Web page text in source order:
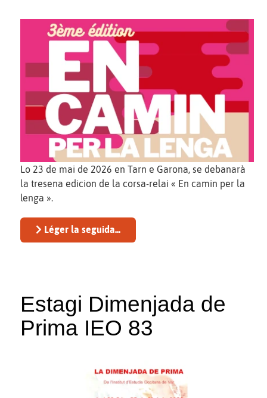
Lo 23 de mai de 2026 en Tarn e Garona, se debanarà
la tresena edicion de la corsa-relai « En camin per la
lenga ».
Léger la seguida...
Estagi Dimenjada de
Prima IEO 83